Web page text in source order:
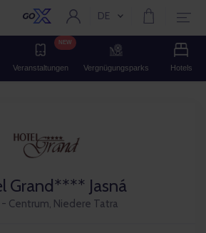
Aktuelle Sprache:
DE
Veranstaltungen
NEW
Vergnügungsparks Hotels
Grand**** Jasná
- Centrum, Niedere Tatra